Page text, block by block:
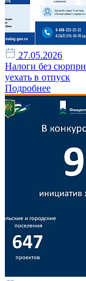
27.05.2026
Налоги без
уехать в отпуск
Подробнее